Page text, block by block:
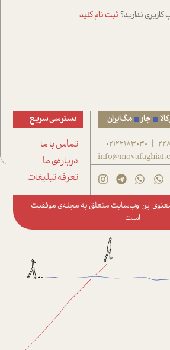
ندارید؟ ثبت نام کنید
جار مگ‌ایران
|
02122183030
دسترسی سریع
تماس با ما
درباره‌ی ما
تعرفه تبلیغات
این وب‌سایت متعلق به مجله‌ی موفقیت
است